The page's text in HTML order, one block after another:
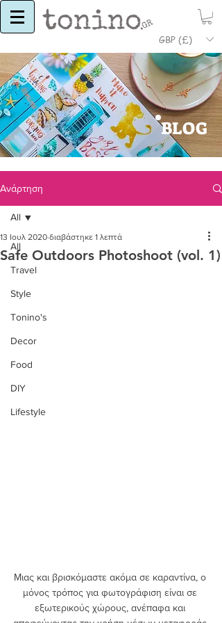
GBP (£)
BLOG
Ανάρτηση
All
Travel
Style
Tonino's
Decor
Food
DIY
Lifestyle
All
Safe Outdoors Photoshoot (vol. 1)
13 Ιουλ 2020 διαβάστηκε 1 λεπτά
Μιας και βρισκόμαστε ακόμα σε καραντίνα, ο
μόνος τρόπος για φωτογράφιση είναι σε
εξωτερικούς χώρους, ανέπαφα και